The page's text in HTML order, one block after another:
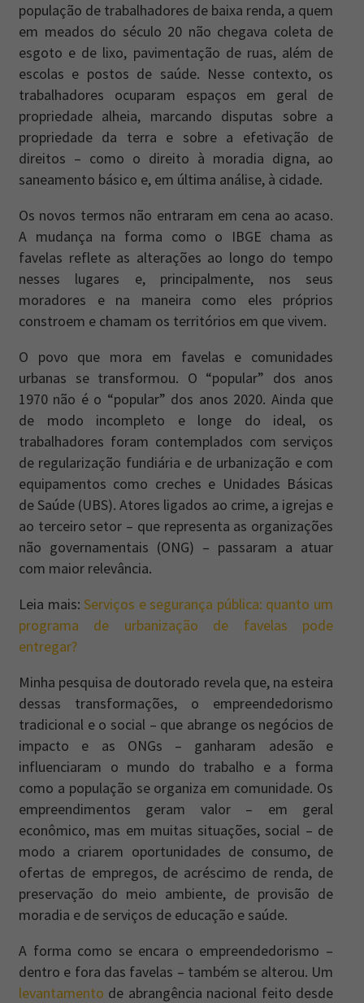
população de trabalhadores de baixa renda, a quem
em meados do século 20 não chegava coleta de
esgoto e de lixo, pavimentação de ruas, além de
escolas e postos de saúde. Nesse contexto, os
trabalhadores ocuparam espaços em geral de
propriedade alheia, marcando disputas sobre a
propriedade da terra e sobre a efetivação de
direitos – como o direito à moradia digna, ao
saneamento básico e, em última análise, à cidade.
Os novos termos não entraram em cena ao acaso.
A mudança na forma como o IBGE chama as
favelas reflete as alterações ao longo do tempo
nesses lugares e, principalmente, nos seus
moradores e na maneira como eles próprios
constroem e chamam os territórios em que vivem.
O povo que mora em favelas e comunidades
urbanas se transformou. O “popular” dos anos
1970 não é o “popular” dos anos 2020. Ainda que
de modo incompleto e longe do ideal, os
trabalhadores foram contemplados com serviços
de regularização fundiária e de urbanização e com
equipamentos como creches e Unidades Básicas
de Saúde (UBS). Atores ligados ao crime, a igrejas e
ao terceiro setor – que representa as organizações
não governamentais (ONG) – passaram a atuar
com maior relevância.
Leia mais:Serviços e segurança pública: quanto um
programa de urbanização de favelas pode
entregar?
Minha pesquisa de doutorado revela que, na esteira
dessas transformações, o empreendedorismo
tradicional e o social – que abrange os negócios de
impacto e as ONGs – ganharam adesão e
influenciaram o mundo do trabalho e a forma
como a população se organiza em comunidade. Os
empreendimentos geram valor – em geral
econômico, mas em muitas situações, social – de
modo a criarem oportunidades de consumo, de
ofertas de empregos, de acréscimo de renda, de
preservação do meio ambiente, de provisão de
moradia e de serviços de educação e saúde.
A forma como se encara o empreendedorismo –
dentro e fora das favelas – também se alterou. Um
levantamento de abrangência nacional feito desde